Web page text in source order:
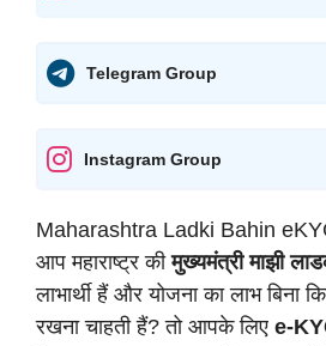
Telegram Group
Instagram Group
Maharashtra Ladki Bahin
आप महाराष्ट्र कीमुख्यमंत्री माझी
लाभार्थी हैं और योजना का लाभ बिना
रखना चाहती हैं? तो आपके लिए e-